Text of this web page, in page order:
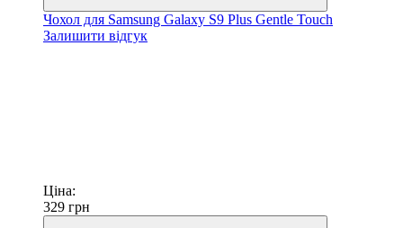
Чохол для Samsung Galaxy S9 Plus Gentle Touch
Залишити відгук
Ціна:
329 грн